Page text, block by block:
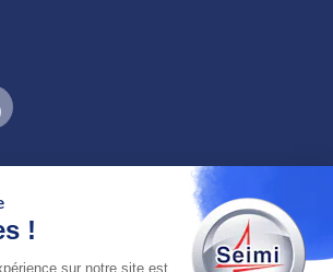
!
sur notre site est